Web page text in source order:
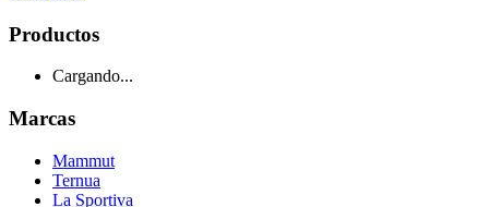
Productos
Cargando...
Marcas
Mammut
Ternua
La Sportiva